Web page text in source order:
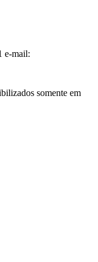
e-mail:
somente em